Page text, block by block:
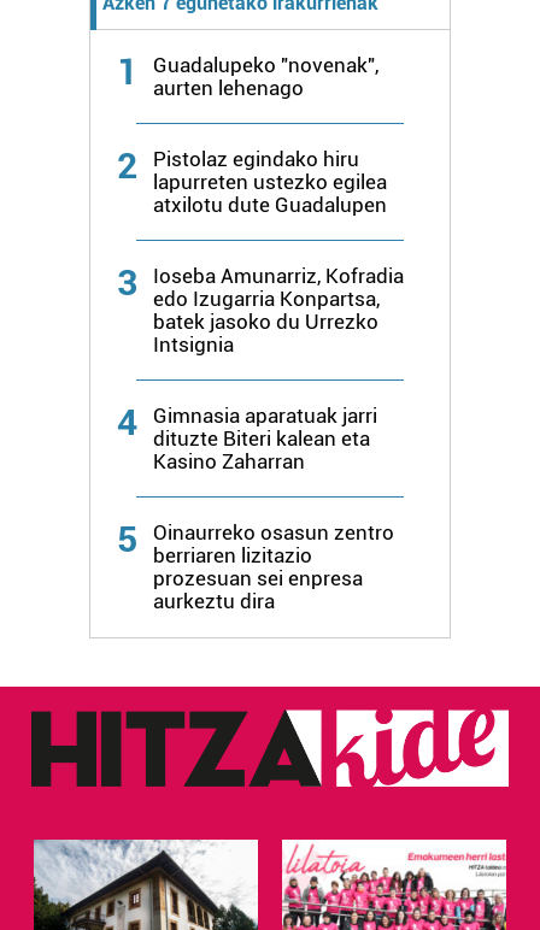
1
Guadalupeko "novenak",
aurten lehenago
2
Pistolaz egindako hiru
lapurreten ustezko egilea
atxilotu dute Guadalupen
3
Ioseba Amunarriz, Kofradia
edo Izugarria Konpartsa,
batek jasoko du Urrezko
Intsignia
4
Gimnasia aparatuak jarri
dituzte Biteri kalean eta
Kasino Zaharran
5
Oinaurreko osasun zentro
berriaren lizitazio
prozesuan sei enpresa
aurkeztu dira